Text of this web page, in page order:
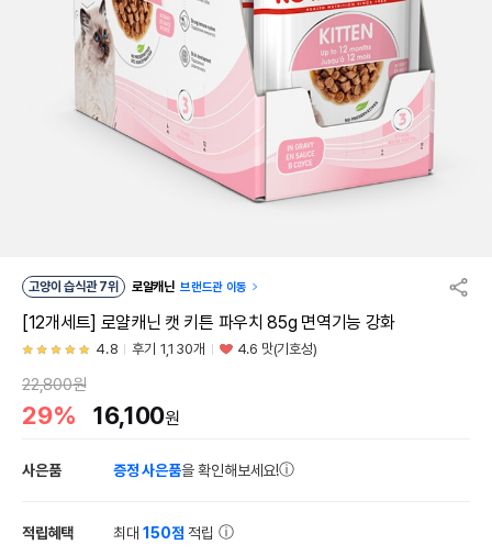
고양이 습식관 7위 로얄캐닌 브랜드관 이동
[12개세트] 로얄캐닌 캣 키튼 파우치 85g 면역기능 강화
4.8 후기 1,130개 4.6 맛(기호성)
22,800원
29% 16,100원
사은품 증정 사은품을 확인해보세요!
적립혜택 최대150점 적립